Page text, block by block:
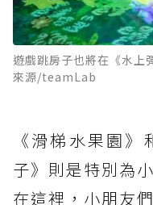
遊戲跳房子也將在《水上
來源/teamLab
《滑梯水果園
子》則是特別為
在這裡，小朋友